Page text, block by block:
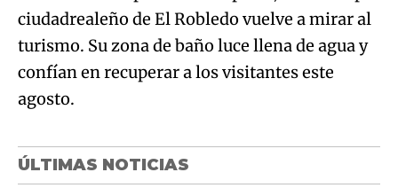
ciudadrealeño de El Robledo vuelve a mirar al
turismo. Su zona de baño luce llena de agua y
confían en recuperar a los visitantes este
agosto.
ÚLTIMAS NOTICIAS